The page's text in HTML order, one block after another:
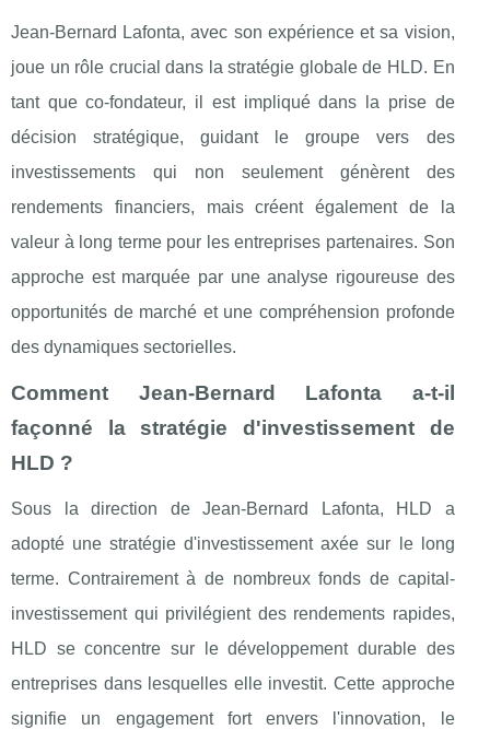
Jean-Bernard Lafonta, avec son expérience et sa vision,
joue un rôle crucial dans la stratégie globale de HLD. En
tant que co-fondateur, il est impliqué dans la prise de
décision stratégique, guidant le groupe vers des
investissements qui non seulement génèrent des
rendements financiers, mais créent également de la
valeur à long terme pour les entreprises partenaires. Son
approche est marquée par une analyse rigoureuse des
opportunités de marché et une compréhension profonde
des dynamiques sectorielles.
Comment Jean-Bernard Lafonta a-t-il
façonné la stratégie d'investissement de
HLD ?
Sous la direction de Jean-Bernard Lafonta, HLD a
adopté une stratégie d'investissement axée sur le long
terme. Contrairement à de nombreux fonds de capital-
investissement qui privilégient des rendements rapides,
HLD se concentre sur le développement durable des
entreprises dans lesquelles elle investit. Cette approche
signifie un engagement fort envers l'innovation, le